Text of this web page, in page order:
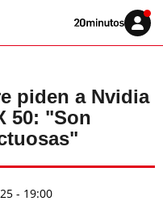
Volver
Iniciar
sesión
piden a Nvidia
50: "Son
- 19:00